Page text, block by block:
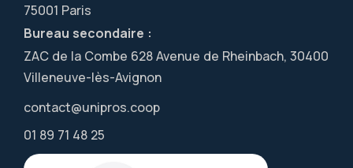
75001 Paris
Bureau secondaire :
ZAC de la Combe 628 Avenue de Rheinbach, 30400
Villeneuve-lès-Avignon
contact@unipros.coop
01 89 71 48 25